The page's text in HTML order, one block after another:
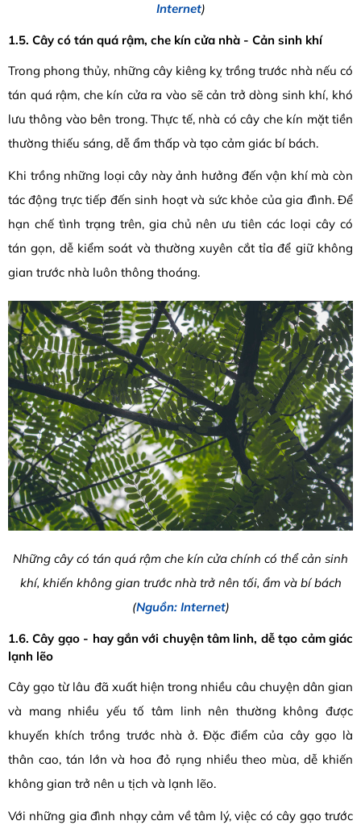
Internet)
1.5. Cây có tán quá rậm, che kín cửa nhà - Cản sinh khí
Trong phong thủy, những cây kiêng kỵ trồng trước nhà nếu có
tán quá rậm, che kín cửa ra vào sẽ cản trở dòng sinh khí, khó
lưu thông vào bên trong. Thực tế, nhà có cây che kín mặt tiền
thường thiếu sáng, dễ ẩm thấp và tạo cảm giác bí bách.
Khi trồng những loại cây này ảnh hưởng đến vận khí mà còn
tác động trực tiếp đến sinh hoạt và sức khỏe của gia đình. Để
hạn chế tình trạng trên, gia chủ nên ưu tiên các loại cây có
tán gọn, dễ kiểm soát và thường xuyên cắt tỉa để giữ không
gian trước nhà luôn thông thoáng.
Những cây có tán quá rậm che kín cửa chính có thể cản sinh
khí, khiến không gian trước nhà trở nên tối, ẩm và bí bách
(Nguồn: Internet)
1.6. Cây gạo - hay gắn với chuyện tâm linh, dễ tạo cảm giác
lạnh lẽo
Cây gạo từ lâu đã xuất hiện trong nhiều câu chuyện dân gian
và mang nhiều yếu tố tâm linh nên thường không được
khuyến khích trồng trước nhà ở. Đặc điểm của cây gạo là
thân cao, tán lớn và hoa đỏ rụng nhiều theo mùa, dễ khiến
không gian trở nên u tịch và lạnh lẽo.
Với những gia đình nhạy cảm về tâm lý, việc có cây gạo trước